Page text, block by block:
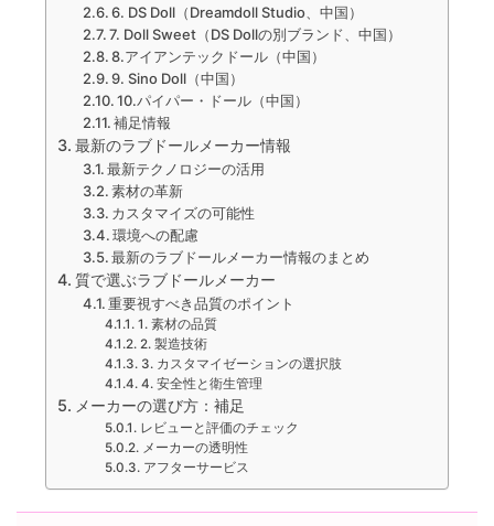
6. DS Doll（Dreamdoll Studio、中国）
7. Doll Sweet（DS Dollの別ブランド、中国）
8.アイアンテックドール（中国）
9. Sino Doll（中国）
10.パイパー・ドール（中国）
補足情報
最新のラブドールメーカー情報
最新テクノロジーの活用
素材の革新
カスタマイズの可能性
環境への配慮
最新のラブドールメーカー情報のまとめ
質で選ぶラブドールメーカー
重要視すべき品質のポイント
1. 素材の品質
2. 製造技術
3. カスタマイゼーションの選択肢
4. 安全性と衛生管理
メーカーの選び方：補足
レビューと評価のチェック
メーカーの透明性
アフターサービス